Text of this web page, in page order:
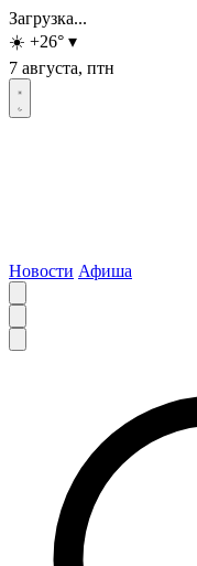
Загрузка...
☀️ +26° ▾
7 августа, птн
Новости Афиша